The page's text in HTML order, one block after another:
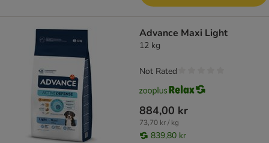
Advance Maxi Light
12 kg
884,00 kr
73,70 kr / kg
839,80 kr
Not Rated